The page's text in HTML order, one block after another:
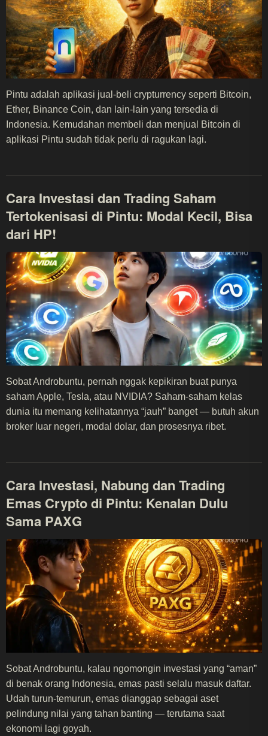
Pintu adalah aplikasi jual-beli crypturrency seperti Bitcoin,
Ether, Binance Coin, dan lain-lain yang tersedia di
Indonesia. Kemudahan membeli dan menjual Bitcoin di
aplikasi Pintu sudah tidak perlu di ragukan lagi.
Cara Investasi dan Trading Saham
Tertokenisasi di Pintu: Modal Kecil, Bisa
dari HP!
Sobat Androbuntu, pernah nggak kepikiran buat punya
saham Apple, Tesla, atau NVIDIA? Saham-saham kelas
dunia itu memang kelihatannya “jauh” banget — butuh akun
broker luar negeri, modal dolar, dan prosesnya ribet.
Cara Investasi, Nabung dan Trading
Emas Crypto di Pintu: Kenalan Dulu
Sama PAXG
Sobat Androbuntu, kalau ngomongin investasi yang “aman”
di benak orang Indonesia, emas pasti selalu masuk daftar.
Udah turun-temurun, emas dianggap sebagai aset
pelindung nilai yang tahan banting — terutama saat
ekonomi lagi goyah.